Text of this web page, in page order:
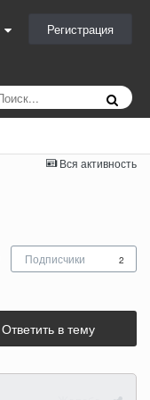
Регистрация
Вся активность
Подписчики 2
Ответить в тему